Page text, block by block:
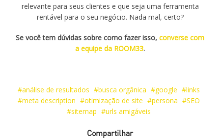
relevante para seus clientes e que seja uma ferramenta
rentável para o seu negócio. Nada mal, certo?
Se você tem dúvidas sobre como fazer isso, converse com
a equipe da ROOM33.
análise de resultados busca orgânica google
links
meta description
otimização de site persona
SEO
sitemap
urls amigáveis
Compartilhar